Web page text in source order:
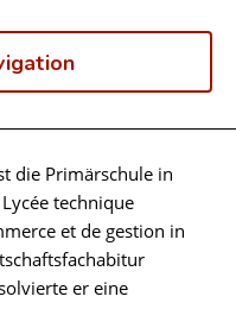
die Primärschule in
technique
et de gestion in
er eine